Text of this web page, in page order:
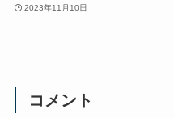
2023年11月10日
コメント